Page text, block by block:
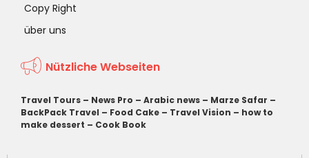
Copy Right
über uns
Nützliche Webseiten
Travel Tours – News Pro – Arabic news – Marze Safar –
BackPack Travel – Food Cake – Travel Vision – how to
make dessert – Cook Book